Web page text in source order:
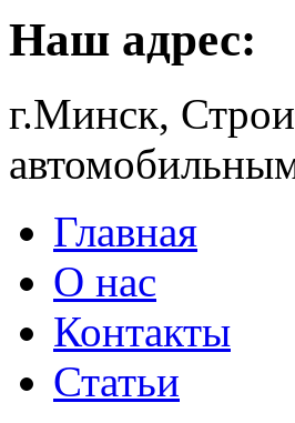
Наш адрес:
г.Минск,
Главная
О нас
Контакты
Статьи